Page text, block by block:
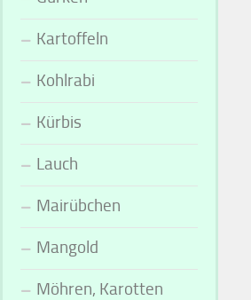
Kartoffeln
Kohlrabi
Kürbis
Lauch
Mairübchen
Mangold
Möhren, Karotten